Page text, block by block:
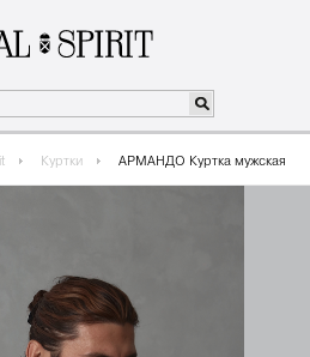
где купить
Куртки АРМАНДО Куртка мужская